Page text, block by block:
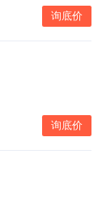
询底价
询底价